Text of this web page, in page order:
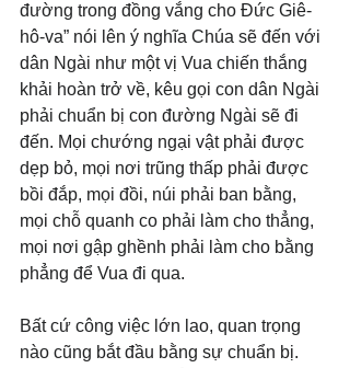
đường trong đồng vắng cho Đức Giê-
hô-va” nói lên ý nghĩa Chúa sẽ đến với
dân Ngài như một vị Vua chiến thắng
khải hoàn trở về, kêu gọi con dân Ngài
phải chuẩn bị con đường Ngài sẽ đi
đến. Mọi chướng ngại vật phải được
dẹp bỏ, mọi nơi trũng thấp phải được
bồi đắp, mọi đồi, núi phải ban bằng,
mọi chỗ quanh co phải làm cho thẳng,
mọi nơi gập ghềnh phải làm cho bằng
phẳng để Vua đi qua.
Bất cứ công việc lớn lao, quan trọng
nào cũng bắt đầu bằng sự chuẩn bị.